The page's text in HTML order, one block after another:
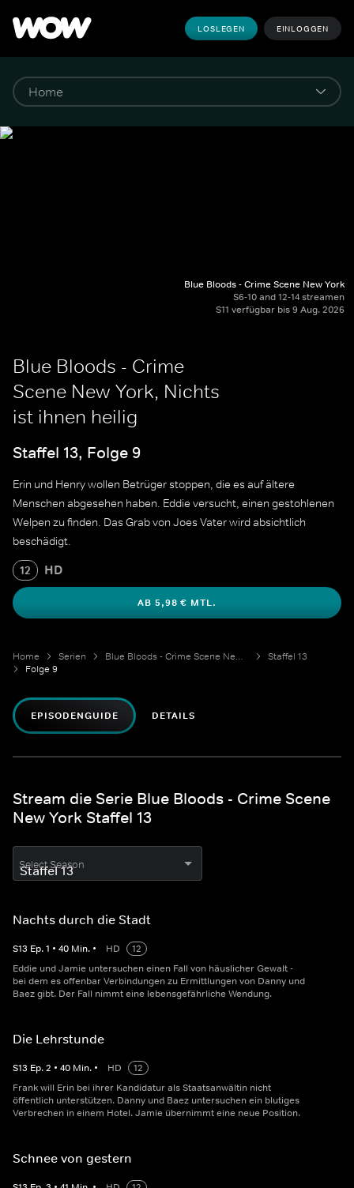
LOSLEGEN EINLOGGEN
Blue Bloods - Crime Scene New York
S6-10 and 12-14 streamen
S11 verfügbar bis 9 Aug. 2026
Blue Bloods - Crime
Scene New York, Nichts
ist ihnen heilig
Staffel 13, Folge 9
Erin und Henry wollen Betrüger stoppen, die es auf ältere
Menschen abgesehen haben. Eddie versucht, einen gestohlenen
Welpen zu finden. Das Grab von Joes Vater wird absichtlich
beschädigt.
12 HD
AB 5,98 € MTL.
Home Serien Blue Bloods - Crime Scene New York
Staffel 13
Folge 9
EPISODENGUIDE DETAILS
Stream die Serie Blue Bloods - Crime Scene
New York Staffel 13
Select Season
Nachts durch die Stadt
S13 Ep.1 • 40 Min. • HD
12
Eddie und Jamie untersuchen einen Fall von häuslicher Gewalt -
bei dem es offenbar Verbindungen zu Ermittlungen von Danny und
Baez gibt. Der Fall nimmt eine lebensgefährliche Wendung.
Die Lehrstunde
S13 Ep.2 • 40 Min. • HD
12
Frank will Erin bei ihrer Kandidatur als Staatsanwältin nicht
öffentlich unterstützen. Danny und Baez untersuchen ein blutiges
Verbrechen in einem Hotel. Jamie übernimmt eine neue Position.
Schnee von gestern